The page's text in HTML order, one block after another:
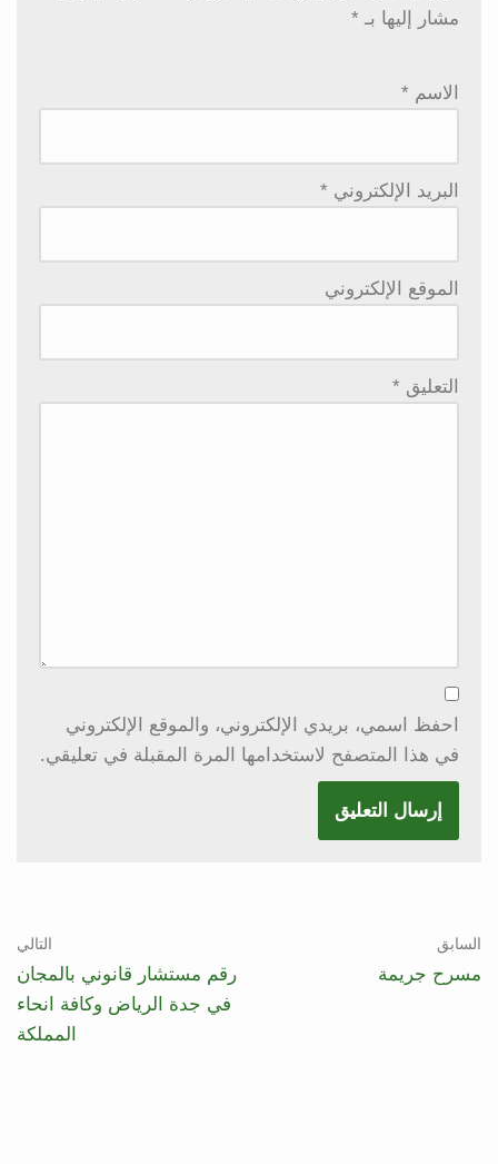
مشار إليها بـ *
الاسم *
البريد الإلكتروني *
الموقع الإلكتروني
التعليق *
احفظ اسمي، بريدي الإلكتروني، والموقع الإلكتروني
في هذا المتصفح لاستخدامها المرة المقبلة في تعليقي.
السابق
مسرح جريمة
التالي
رقم مستشار قانوني بالمجان
في جدة الرياض وكافة انحاء
المملكة